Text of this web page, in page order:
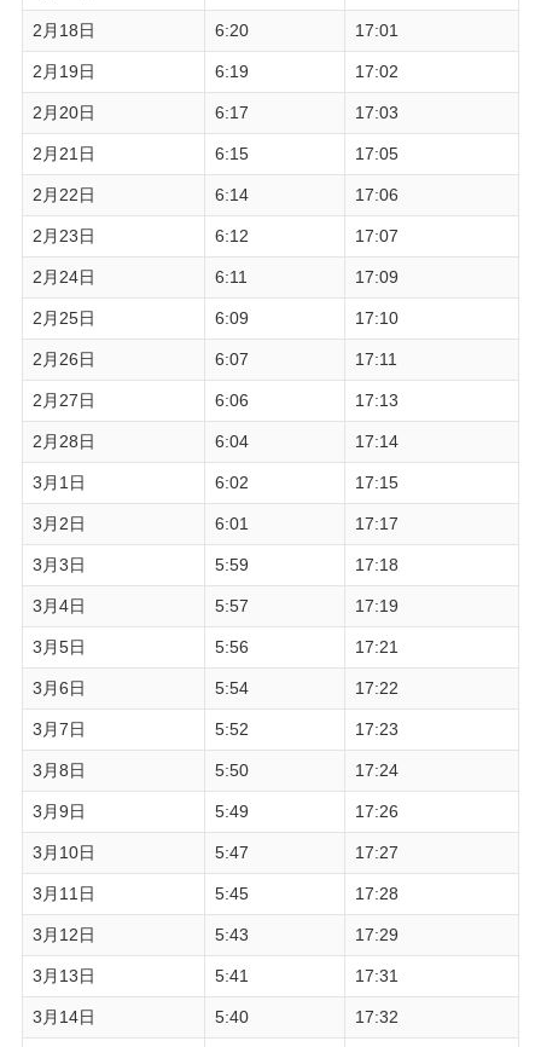
2月18日 6:20 17:01
2月19日 6:19 17:02
2月20日 6:17 17:03
2月21日 6:15 17:05
2月22日 6:14 17:06
2月23日 6:12 17:07
2月24日 6:11 17:09
2月25日 6:09 17:10
2月26日 6:07 17:11
2月27日 6:06 17:13
2月28日 6:04 17:14
3月1日 6:02 17:15
3月2日 6:01 17:17
3月3日 5:59 17:18
3月4日 5:57 17:19
3月5日 5:56 17:21
3月6日 5:54 17:22
3月7日 5:52 17:23
3月8日 5:50 17:24
3月9日 5:49 17:26
3月10日 5:47 17:27
3月11日 5:45 17:28
3月12日 5:43 17:29
3月13日 5:41 17:31
3月14日 5:40 17:32